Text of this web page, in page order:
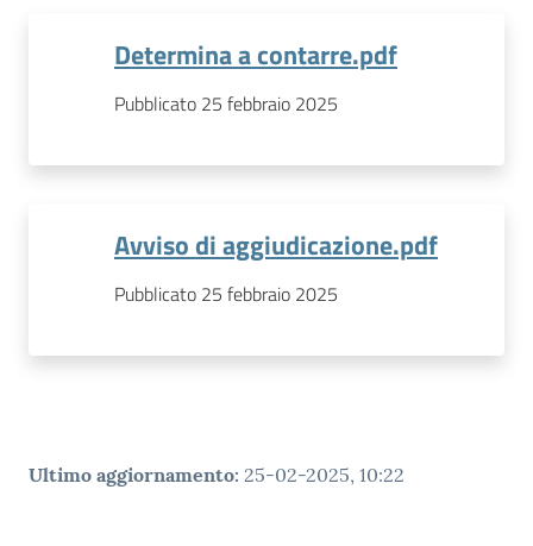
Determina a contarre.pdf
Pubblicato 25 febbraio 2025
Avviso di aggiudicazione.pdf
Pubblicato 25 febbraio 2025
Ultimo aggiornamento: 25-02-2025, 10:22